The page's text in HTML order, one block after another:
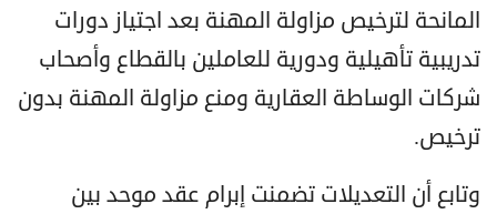
المانحة لترخيص مزاولة المهنة بعد اجتياز دورات
تدريبية تأهيلية ودورية للعاملين بالقطاع وأصحاب
شركات الوساطة العقارية ومنع مزاولة المهنة بدون
ترخيص.
وتابع أن التعديلات تضمنت إبرام عقد موحد بين